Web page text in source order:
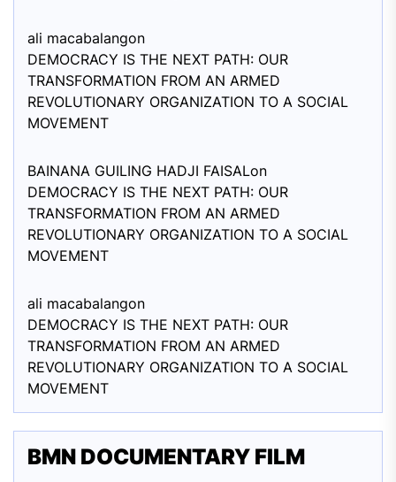
ali macabalangon
DEMOCRACY IS THE NEXT PATH: OUR
TRANSFORMATION FROM AN ARMED
REVOLUTIONARY ORGANIZATION TO A SOCIAL
MOVEMENT
BAINANA GUILING HADJI FAISALon
DEMOCRACY IS THE NEXT PATH: OUR
TRANSFORMATION FROM AN ARMED
REVOLUTIONARY ORGANIZATION TO A SOCIAL
MOVEMENT
ali macabalangon
DEMOCRACY IS THE NEXT PATH: OUR
TRANSFORMATION FROM AN ARMED
REVOLUTIONARY ORGANIZATION TO A SOCIAL
MOVEMENT
BMN DOCUMENTARY FILM